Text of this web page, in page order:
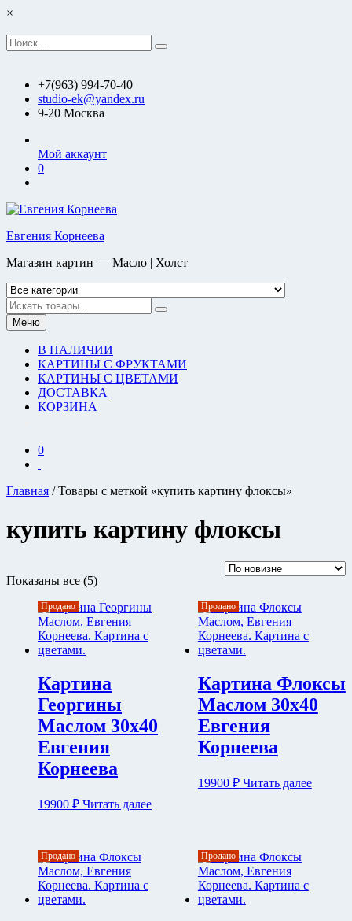
Перейти
содержимому
×
Искать:
Поиск
+7(963) 994-70-40
studio-ek@yandex.ru
9-20 Москва
Мой аккаунт
0
Евгения Корнеева
Магазин картин — Масло | Холст
Искать
Меню
В НАЛИЧИИ
КАРТИНЫ С ФРУКТАМИ
КАРТИНЫ С ЦВЕТАМИ
ДОСТАВКА
КОРЗИНА
0
Главная / Товары с меткой «купить картину флоксы»
купить картину флоксы
Показаны все (5)Сортировка:
недавние
Продано
Картина
Георгины
Маслом 30х40
Евгения
Корнеева
19900 ₽ Читать далее
Продано
Картина Флоксы
Маслом 30х40
Евгения
Корнеева
19900 ₽ Читать далее
Продано Продано